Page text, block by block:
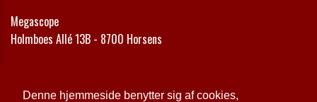
Denne hjemmeside benytter sig af cookies,
Megascope
Holmboes Allé 13B - 8700 Horsens
Email: info@megascope.dk